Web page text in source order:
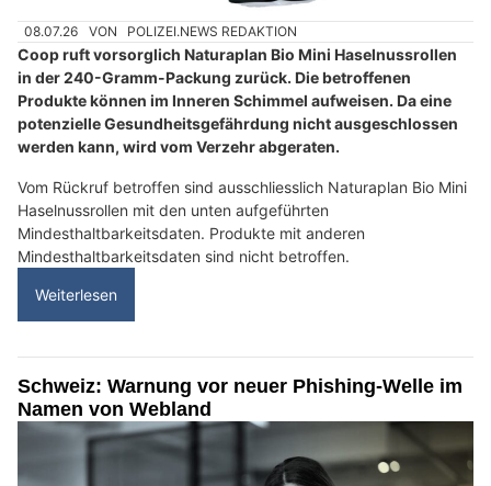
08.07.26 VON POLIZEI.NEWS REDAKTION
Coop ruft vorsorglich Naturaplan Bio Mini Haselnussrollen
in der 240-Gramm-Packung zurück. Die betroffenen
Produkte können im Inneren Schimmel aufweisen. Da eine
potenzielle Gesundheitsgefährdung nicht ausgeschlossen
werden kann, wird vom Verzehr abgeraten.
Vom Rückruf betroffen sind ausschliesslich Naturaplan Bio Mini
Haselnussrollen mit den unten aufgeführten
Mindesthaltbarkeitsdaten. Produkte mit anderen
Mindesthaltbarkeitsdaten sind nicht betroffen.
Weiterlesen
Schweiz: Warnung vor neuer Phishing-Welle im
Namen von Webland